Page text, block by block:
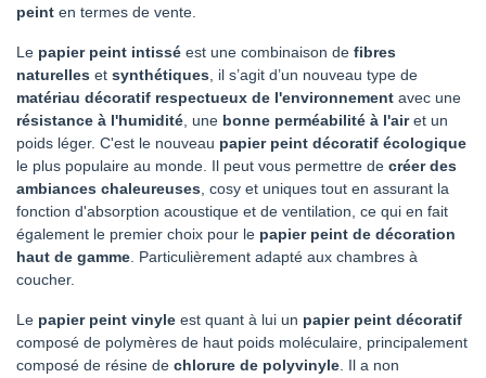
peint en termes de vente.
Le papier peint intissé est une combinaison de fibres
naturelles et synthétiques, il s’agit d’un nouveau type de
matériau décoratif respectueux de l'environnement avec une
résistance à l'humidité, une bonne perméabilité à l'airet un
poids léger. C'est le nouveau papier peint décoratif écologique
le plus populaire au monde. Il peut vous permettre de créer des
ambiances chaleureuses, cosy et uniques tout en assurant la
fonction d'absorption acoustique et de ventilation, ce qui en fait
également le premier choix pour le papier peint de décoration
haut de gamme. Particulièrement adapté aux chambres à
coucher.
Le papier peint vinyle est quant à lui un papier peint décoratif
composé de polymères de haut poids moléculaire, principalement
composé de résine de chlorure de polyvinyle. Il a non